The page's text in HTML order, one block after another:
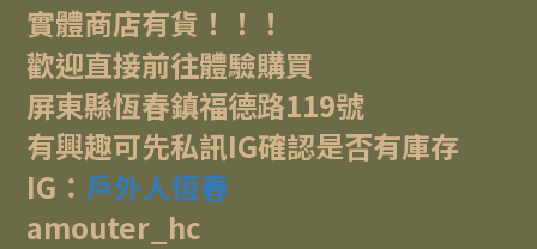
實體商店有貨！！！
歡迎直接前往體驗購買
屏東縣恆春鎮福德路119號
有興趣可先私訊IG確認是否有庫存
IG： 戶外人恆春
amouter_hc